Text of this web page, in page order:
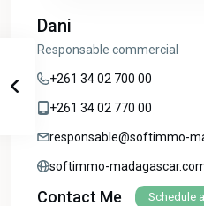
Dani
Responsable commercial
+261 34 02 700 00
+261 34 02 770 00
responsable@softimmo-
softimmo-
Contact Me Schedule